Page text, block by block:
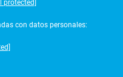
protected]
con datos personales: